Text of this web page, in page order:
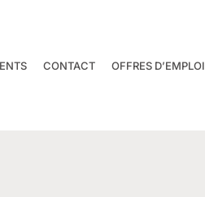
CONTACT OFFRES D’EMPLOI